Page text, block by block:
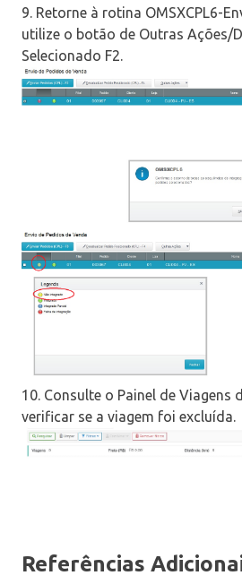
9. Retorne à rotina OMSXCPL6-
utilize o botão de Outras Ações/
Selecionado F2.
10. Consulte o Painel de Viagens
verificar se a viagem foi excluída.
Referências